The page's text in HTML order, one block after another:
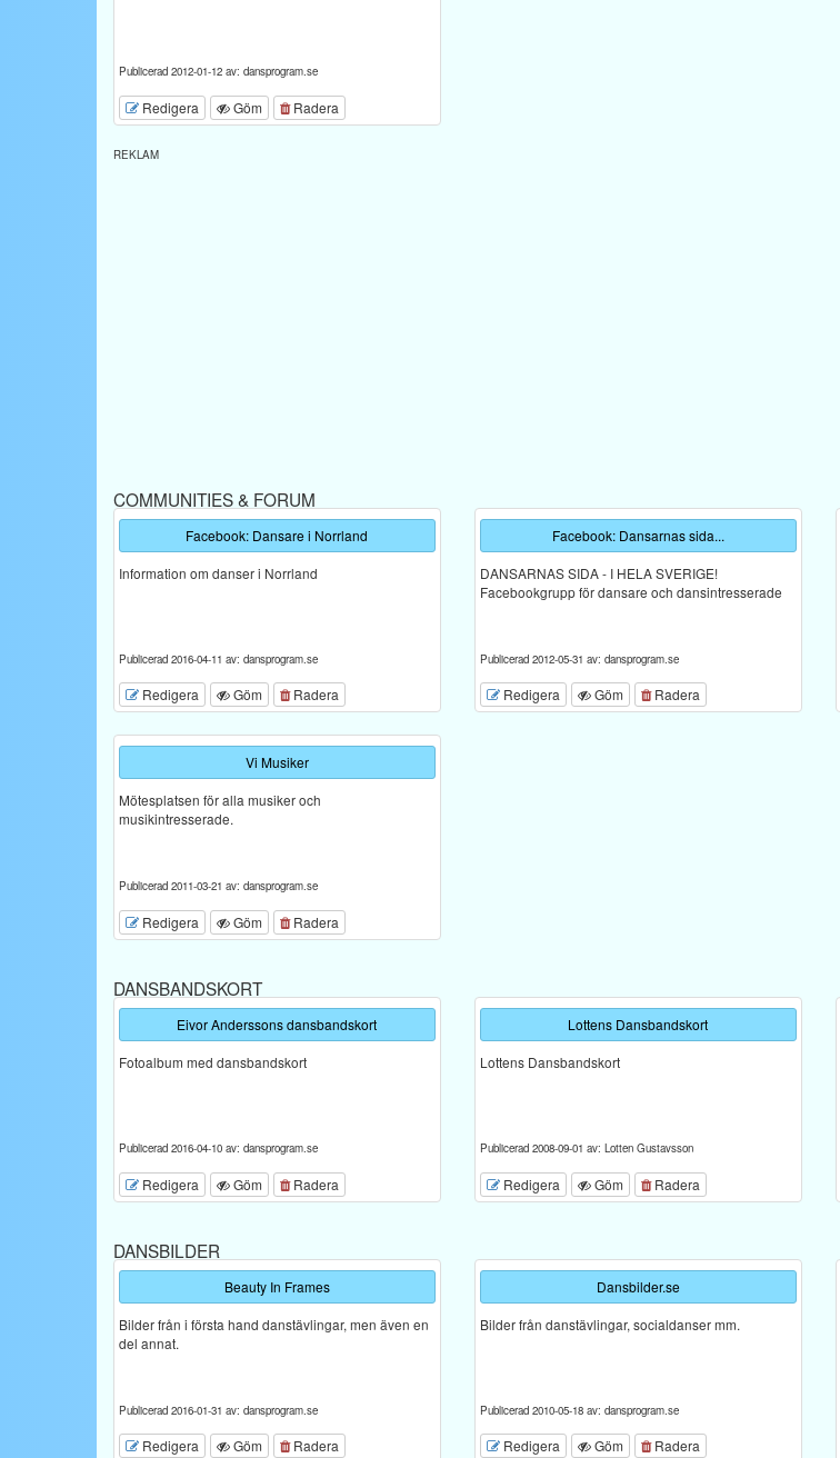
Publicerad 2012-01-12 av: dansprogram.se
Redigera Göm Radera
REKLAM
COMMUNITIES & FORUM
Facebook: Dansare i Norrland
Information om danser i Norrland
Publicerad 2016-04-11 av: dansprogram.se
Redigera Göm Radera
Facebook: Dansarnas sida...
DANSARNAS SIDA - I HELA SVERIGE!
Facebookgrupp för dansare och dansintresserade
Publicerad 2012-05-31 av: dansprogram.se
Redigera Göm Radera
Vi Musiker
Mötesplatsen för alla musiker och
musikintresserade.
Publicerad 2011-03-21 av: dansprogram.se
Redigera Göm Radera
DANSBANDSKORT
Eivor Anderssons dansbandskort
Fotoalbum med dansbandskort
Publicerad 2016-04-10 av: dansprogram.se
Redigera Göm Radera
Lottens Dansbandskort
Lottens Dansbandskort
Publicerad 2008-09-01 av: Lotten Gustavsson
Redigera Göm Radera
DANSBILDER
Beauty In Frames
Bilder från i första hand danstävlingar, men även en
del annat.
Publicerad 2016-01-31 av: dansprogram.se
Redigera Göm Radera
Dansbilder.se
Bilder från danstävlingar, socialdanser mm.
Publicerad 2010-05-18 av: dansprogram.se
Redigera Göm Radera